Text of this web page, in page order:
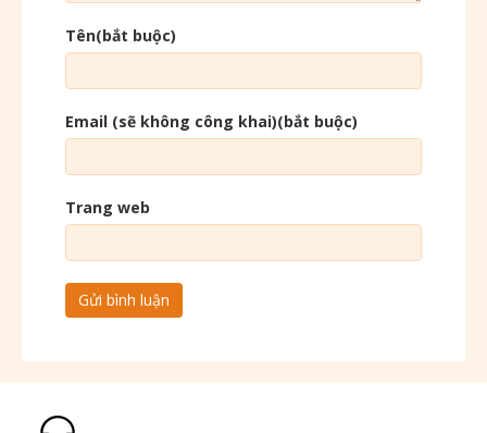
Tên(bắt buộc)
Email (sẽ không công khai)(bắt buộc)
Trang web